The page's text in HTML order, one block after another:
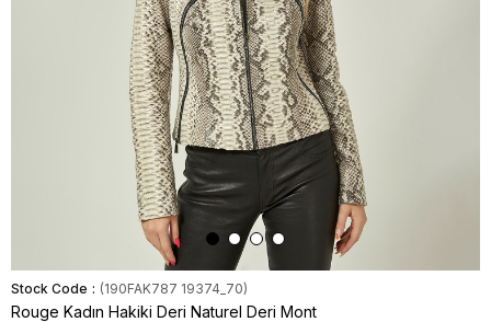
Stock Code (190FAK787 19374_70)
Rouge Kadın Hakiki Deri Naturel Deri Mont